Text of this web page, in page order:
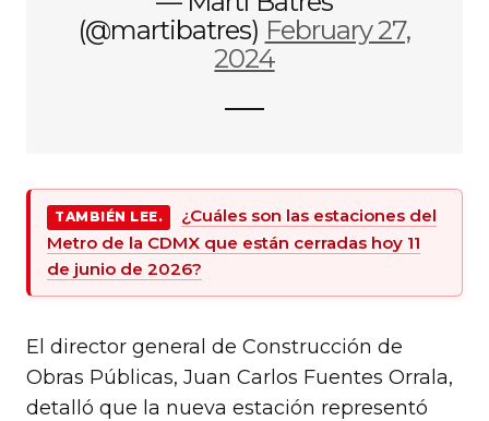
(@martibatres) February 27,
2024
TAMBIÉN LEE.
¿Cuáles son las estaciones del
Metro de la CDMX que están cerradas hoy 11
de junio de 2026?
El director general de Construcción de
Obras Públicas, Juan Carlos Fuentes Orrala,
detalló que la nueva estación representó